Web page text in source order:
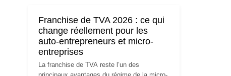
réglementaire plus exigeant. Décryptage des
principaux changements et des précautions
à prendre pour éviter les mauvaises
surprises.
Franchise de TVA 2026 : ce qui
change réellement pour les
auto-entrepreneurs et micro-
entreprises
La franchise de TVA reste l’un des